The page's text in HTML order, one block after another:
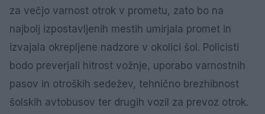
za večjo varnost otrok v prometu, zato bo na
najbolj izpostavljenih mestih umirjala promet in
izvajala okrepljene nadzore v okolici šol. Policisti
bodo preverjali hitrost vožnje, uporabo varnostnih
pasov in otroških sedežev, tehnično brezhibnost
šolskih avtobusov ter drugih vozil za prevoz otrok.